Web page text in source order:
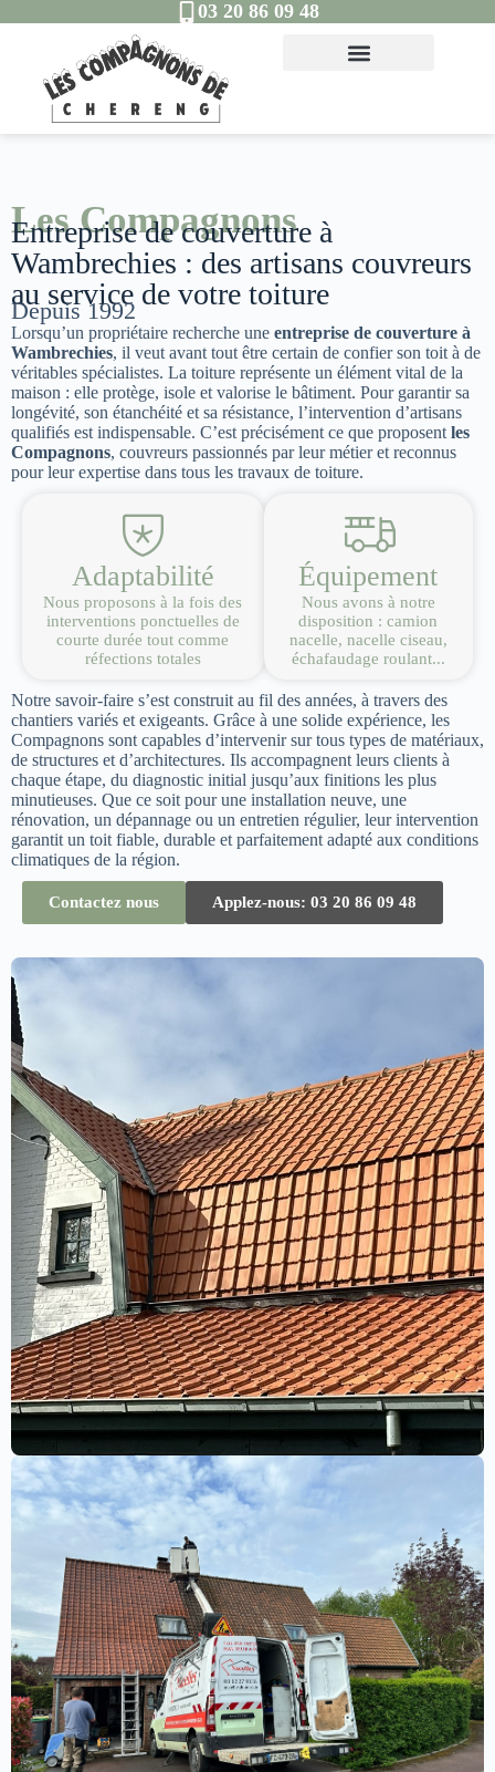
03 20 86 09 48
Les Compagnons
Entreprise de couverture à
Wambrechies : des artisans couvreurs
au service de votre toiture
Depuis 1992
Lorsqu’un propriétaire recherche une entreprise de couverture à
Wambrechies, il veut avant tout être certain de confier son toit à de
véritables spécialistes. La toiture représente un élément vital de la
maison : elle protège, isole et valorise le bâtiment. Pour garantir sa
longévité, son étanchéité et sa résistance, l’intervention d’artisans
qualifiés est indispensable. C’est précisément ce que proposent les
Compagnons, couvreurs passionnés par leur métier et reconnus
pour leur expertise dans tous les travaux de toiture.
Adaptabilité
Nous proposons à la fois des
interventions ponctuelles de
courte durée tout comme
réfections totales
Équipement
Nous avons à notre
disposition : camion
nacelle, nacelle ciseau,
échafaudage roulant...
Notre savoir-faire s’est construit au fil des années, à travers des
chantiers variés et exigeants. Grâce à une solide expérience, les
Compagnons sont capables d’intervenir sur tous types de matériaux,
de structures et d’architectures. Ils accompagnent leurs clients à
chaque étape, du diagnostic initial jusqu’aux finitions les plus
minutieuses. Que ce soit pour une installation neuve, une
rénovation, un dépannage ou un entretien régulier, leur intervention
garantit un toit fiable, durable et parfaitement adapté aux conditions
climatiques de la région.
Contactez nous Applez-nous: 03 20 86 09 48